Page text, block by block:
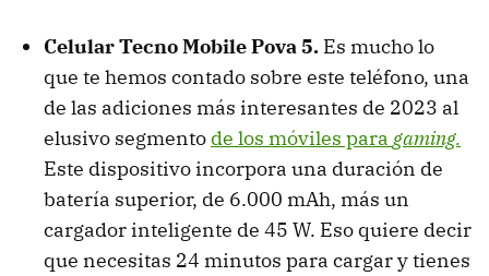
Celular Tecno Mobile Pova 5. Es mucho lo
que te hemos contado sobre este teléfono, una
de las adiciones más interesantes de 2023 al
elusivo segmento de los móviles para gaming.
Este dispositivo incorpora una duración de
batería superior, de 6.000 mAh, más un
cargador inteligente de 45 W. Eso quiere decir
que necesitas 24 minutos para cargar y tienes